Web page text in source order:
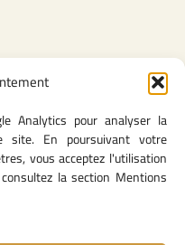
Analytics pour analyser la
site. En poursuivant votre
vous acceptez l'utilisation
la section Mentions